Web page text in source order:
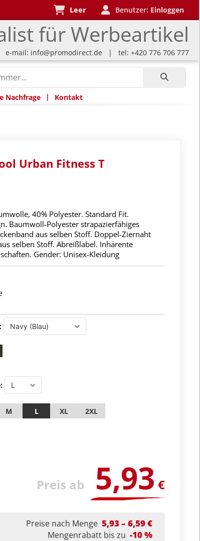
für Werbeartikel
Leer Benutzer: Einloggen
mail: info@promodirect.de | tel: +420 776 706 777
Nachfrage | Kontakt
Urban Fitness T
40% Polyester. Standard Fit.
Baumwoll-Polyester strapazierfähiges
aus selben Stoff. Doppel-Ziernaht
selben Stoff. Abreißlabel. Inhärente
Gender: Unisex-Kleidung
M L XL 2XL
Preis ab 5,93 €
Preise nach Menge 5,93 – 6,59 €
Mengenrabatt bis zu -10 %